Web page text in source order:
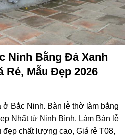
Ninh Bằng Đá Xanh
Rẻ, Mẫu Đẹp 2026
ở Bắc Ninh. Bàn lễ thờ làm bằng
Nhất từ Ninh Bình. Làm Bàn lễ
chất lượng cao, Giá rẻ T08,